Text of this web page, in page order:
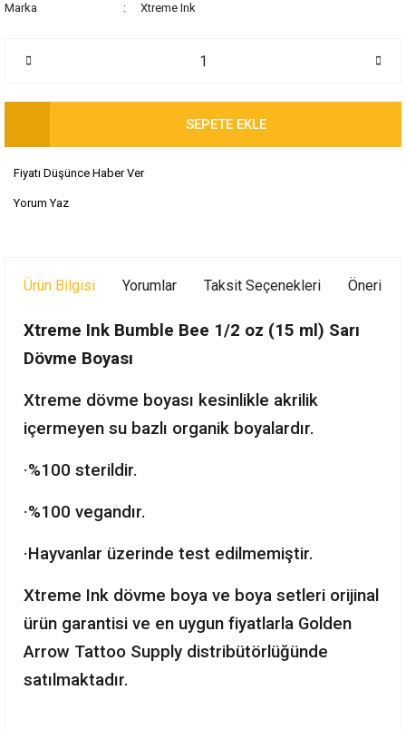
Marka Xtreme Ink
SEPETE EKLE
Fiyatı Düşünce Haber Ver
Yorum Yaz
Ürün Bilgisi Yorumlar Taksit Seçenekleri
Xtreme Ink Bumble Bee 1/2 oz (15 ml) Sarı
Dövme Boyası
Xtreme dövme boyası kesinlikle akrilik
içermeyen su bazlı organik boyalardır.
·%100 sterildir.
·%100 vegandır.
·Hayvanlar üzerinde test edilmemiştir.
Xtreme Ink dövme boya ve boya setleri orijinal
ürün garantisi ve en uygun fiyatlarla Golden
Arrow Tattoo Supply distribütörlüğünde
satılmaktadır.